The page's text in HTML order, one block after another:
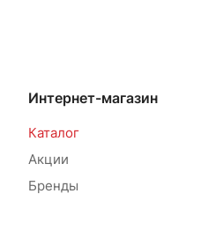
Интернет-магазин
Каталог
Акции
Бренды